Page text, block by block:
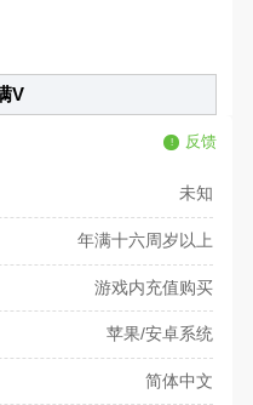
V
反馈
未知
年满十六周岁以上
游戏内充值购买
苹果/安卓系统
简体中文